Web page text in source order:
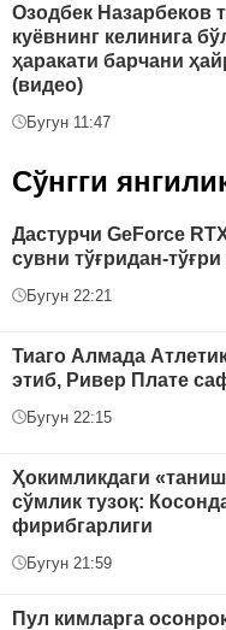
Озодбек Назарбеков
куёвнинг келинига
ҳаракати барчани
(видео)
Бугун 11:47
Сўнгги
Дастурчи GeForce
сувни тўғридан-тўғри
Бугун 22:21
Тиаго Алмада
этиб, Ривер Плате
Бугун 22:15
Ҳокимликдаги
сўмлик тузоқ:
фирибгарлиги
Бугун 21:59
Пул кимларга